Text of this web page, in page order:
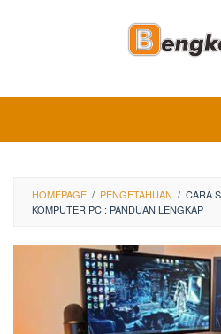
HOMEPAGE / PENGETAHUAN / CARA
KOMPUTER PC : PANDUAN LENGKAP